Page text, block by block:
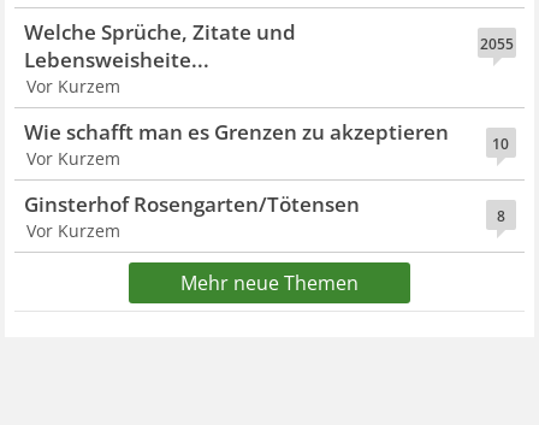
2055
Welche Sprüche, Zitate und
Lebensweisheite...
Vor Kurzem
10
Wie schafft man es Grenzen zu akzeptieren
Vor Kurzem
8
Ginsterhof Rosengarten/Tötensen
Vor Kurzem
Mehr neue Themen